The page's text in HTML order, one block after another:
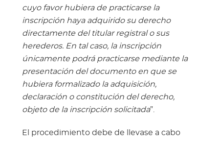
cuyo favor hubiera de practicarse la
inscripción haya adquirido su derecho
directamente del titular registral o sus
herederos. En tal caso, la inscripción
únicamente podrá practicarse mediante la
presentación del documento en que se
hubiera formalizado la adquisición,
declaración o constitución del derecho,
objeto de la inscripción solicitada”.
El procedimiento debe de llevase a cabo